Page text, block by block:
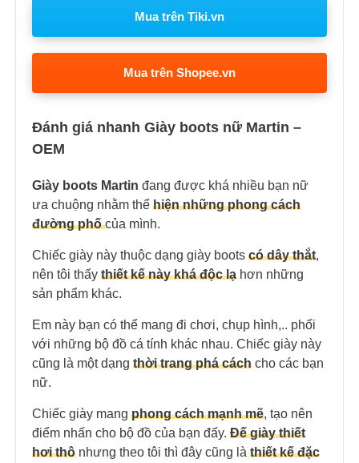
Mua trên Tiki.vn
Mua trên Shopee.vn
Đánh giá nhanh Giày boots nữ Martin –
OEM
Giày boots Martin đang được khá nhiều bạn nữ
ưa chuộng nhằm thể hiện những phong cách
đường phố của mình.
Chiếc giày này thuộc dạng giày boots có dây thắt,
nên tôi thấy thiết kế này khá độc lạ hơn những
sản phẩm khác.
Em này bạn có thể mang đi chơi, chụp hình,.. phối
với những bộ đồ cá tính khác nhau. Chiếc giày này
cũng là một dạng thời trang phá cách cho các bạn
nữ.
Chiếc giày mang phong cách mạnh mẽ, tạo nên
điểm nhấn cho bộ đồ của bạn đấy. Đế giày thiết
hơi thô nhưng theo tôi thì đây cũng là thiết kế đặc